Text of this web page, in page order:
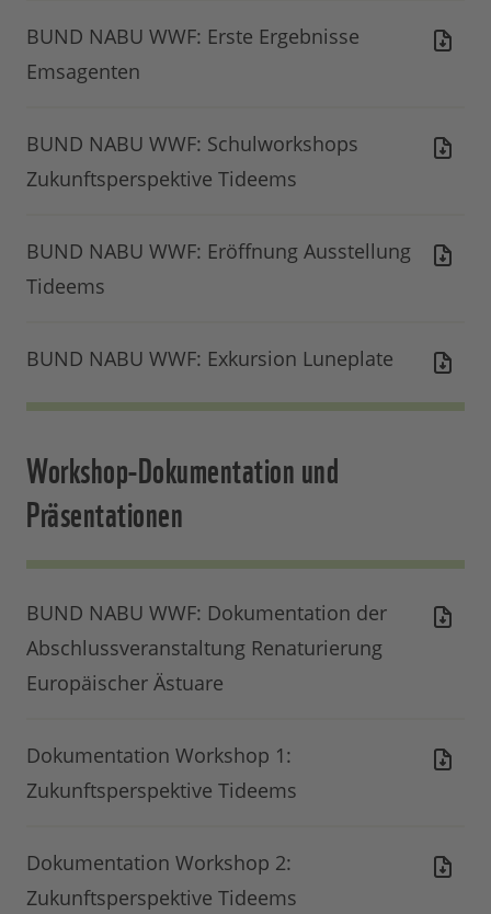
BUND NABU WWF: Erste Ergebnisse
Emsagenten
BUND NABU WWF: Schulworkshops
Zukunftsperspektive Tideems
BUND NABU WWF: Eröffnung Ausstellung
Tideems
BUND NABU WWF: Exkursion Luneplate
Workshop-Dokumentation und
Präsentationen
BUND NABU WWF: Dokumentation der
Abschlussveranstaltung Renaturierung
Europäischer Ästuare
Dokumentation Workshop 1:
Zukunftsperspektive Tideems
Dokumentation Workshop 2:
Zukunftsperspektive Tideems